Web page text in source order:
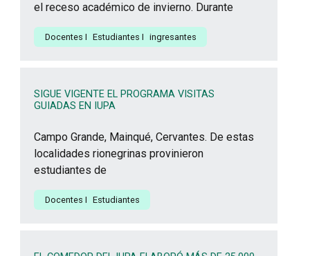
el receso académico de invierno. Durante
Docentes I Estudiantes I ingresantes
SIGUE VIGENTE EL PROGRAMA VISITAS
GUIADAS EN IUPA
Campo Grande, Mainqué, Cervantes. De estas
localidades rionegrinas provinieron
estudiantes de
Docentes I Estudiantes